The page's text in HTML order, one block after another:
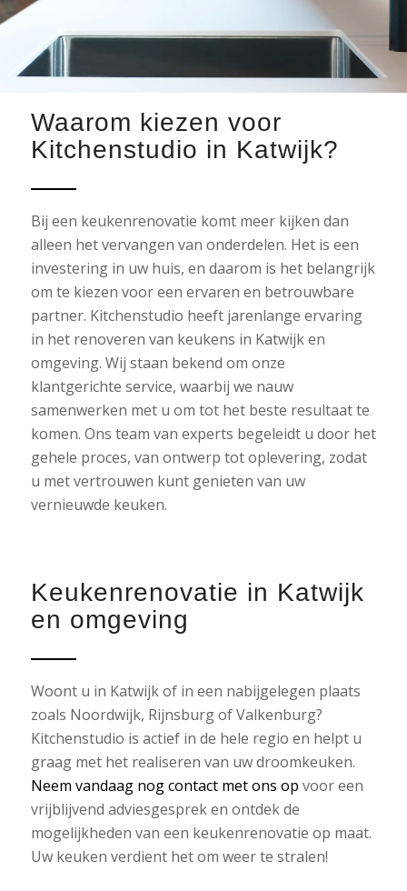
Waarom kiezen voor
Kitchenstudio in Katwijk?
Bij een keukenrenovatie komt meer kijken dan
alleen het vervangen van onderdelen. Het is een
investering in uw huis, en daarom is het belangrijk
om te kiezen voor een ervaren en betrouwbare
partner. Kitchenstudio heeft jarenlange ervaring
in het renoveren van keukens in Katwijk en
omgeving. Wij staan bekend om onze
klantgerichte service, waarbij we nauw
samenwerken met u om tot het beste resultaat te
komen. Ons team van experts begeleidt u door het
gehele proces, van ontwerp tot oplevering, zodat
u met vertrouwen kunt genieten van uw
vernieuwde keuken.
Keukenrenovatie in Katwijk
en omgeving
Woont u in Katwijk of in een nabijgelegen plaats
zoals Noordwijk, Rijnsburg of Valkenburg?
Kitchenstudio is actief in de hele regio en helpt u
graag met het realiseren van uw droomkeuken.
Neem vandaag nog contact met ons op voor een
vrijblijvend adviesgesprek en ontdek de
mogelijkheden van een keukenrenovatie op maat.
Uw keuken verdient het om weer te stralen!